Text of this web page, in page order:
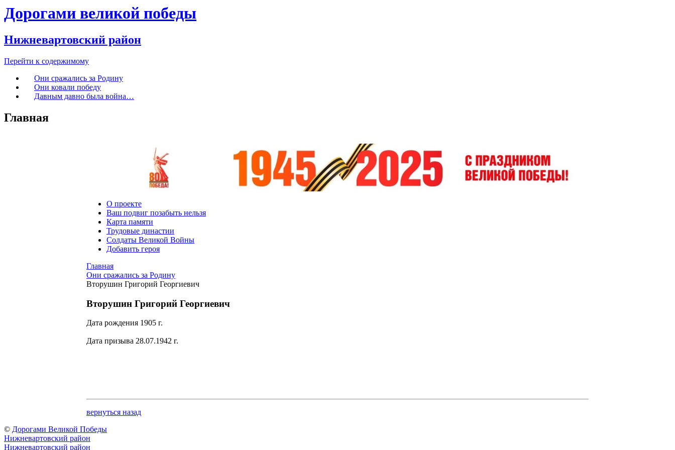
Дорогами великой победы
Нижневартовский район
Перейти к содержимому
Они сражались за Родину
Они ковали победу
Давным давно была война…
Главная
О проекте
Ваш подвиг позабыть нельзя
Карта памяти
Трудовые династии
Солдаты Великой Войны
Добавить героя
Главная
Они сражались за Родину
Вторушин Григорий Георгиевич
Вторушин Григорий Георгиевич
Дата рождения 1905 г.
Дата призыва 28.07.1942 г.
вернуться назад
© Дорогами Великой Победы
Нижневартовский район
Нижневартовский район